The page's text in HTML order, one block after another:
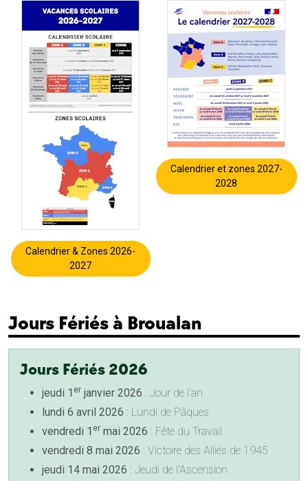
Calendrier & Zones 2026-
2027
Calendrier et zones 2027-
2028
Jours Fériés à Broualan
Jours Fériés 2026
jeudi 1 er janvier 2026 : Jour de l'an
lundi 6 avril 2026 : Lundi de Pâques
vendredi 1 er mai 2026 : Fête du Travail
vendredi 8 mai 2026 : Victoire des Alliés de 1945
jeudi 14 mai 2026 : Jeudi de l'Ascension